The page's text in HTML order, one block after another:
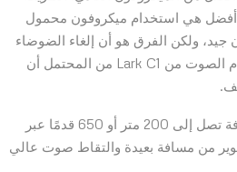
هي استخدام ميكروفون محمول
جيد، ولكن الفرق هو أن إلغاء الضوضاء
والطريقة التي يعالج بها النظام الصوت من Lark C1 من المحتمل أن
تعمل Lark C1 أيضًا على مسافة تصل إلى 200 متر أو 650 قدمًا عبر
من مسافة بعيدة والتقاط صوت عالي